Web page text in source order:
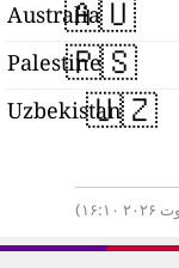
🇦🇺
Australia
🇵🇸
Palestine
🇺🇿
Uzbekistan